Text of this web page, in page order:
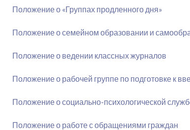
Положение о «Группах продленного дня»
Положение о семейном образовании и
Положение о ведении классных журналов
Положение о рабочей группе по подготовке к
Положение о социально-психологической
Положение о работе с обращениями граждан